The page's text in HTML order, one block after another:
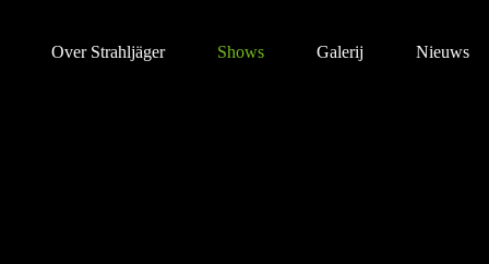
Over Strahljäger Shows Galerij Nieuws